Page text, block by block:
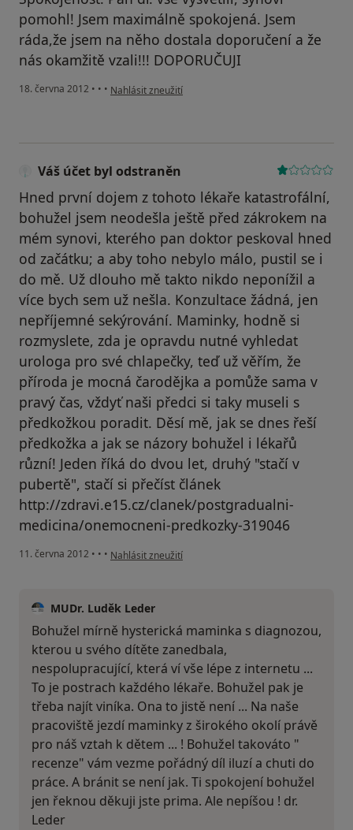
pomohl! Jsem maximálně spokojená. Jsem
ráda,že jsem na něho dostala doporučení a že
nás okamžitě vzali!!! DOPORUČUJI
18. června 2012 • • • podle názoru uživatele Váš účet byl odstraněn
Nahlásit zneužití
Váš účet byl odstraněn
Hned první dojem z tohoto lékaře katastrofální,
bohužel jsem neodešla ještě před zákrokem na
mém synovi, kterého pan doktor peskoval hned
od začátku; a aby toho nebylo málo, pustil se i
do mě. Už dlouho mě takto nikdo neponížil a
více bych sem už nešla. Konzultace žádná, jen
nepříjemné sekýrování. Maminky, hodně si
rozmyslete, zda je opravdu nutné vyhledat
urologa pro své chlapečky, teď už věřím, že
příroda je mocná čarodějka a pomůže sama v
pravý čas, vždyť naši předci si taky museli s
předkožkou poradit. Děsí mě, jak se dnes řeší
předkožka a jak se názory bohužel i lékařů
různí! Jeden říká do dvou let, druhý "stačí v
pubertě", stačí si přečíst článek
http://zdravi.e15.cz/clanek/postgradualni-
medicina/onemocneni-predkozky-319046
11. června 2012 • • • podle názoru uživatele Váš účet byl odstraněn
Nahlásit zneužití
MUDr. Luděk Leder
Bohužel mírně hysterická maminka s diagnozou,
kterou u svého dítěte zanedbala,
nespolupracující, která ví vše lépe z internetu ...
To je postrach každého lékaře. Bohužel pak je
třeba najít viníka. Ona to jistě není ... Na naše
pracoviště jezdí maminky z širokého okolí právě
pro náš vztah k dětem ... ! Bohužel takováto "
recenze" vám vezme pořádný díl iluzí a chuti do
práce. A bránit se není jak. Ti spokojení bohužel
jen řeknou děkuji jste prima. Ale nepíšou ! dr.
Leder